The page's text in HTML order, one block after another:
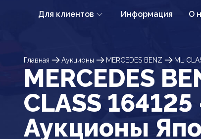
Для клиентов Информация О
Главная Аукционы MERCEDES BENZ ML
MERCEDES
CLASS 164125
Аукционы